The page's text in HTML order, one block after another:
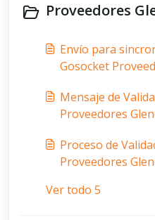
Proveedores
Envío para
Gosocket
Mensaje de
Proveedores
Proceso de
Proveedores
Ver todo 5